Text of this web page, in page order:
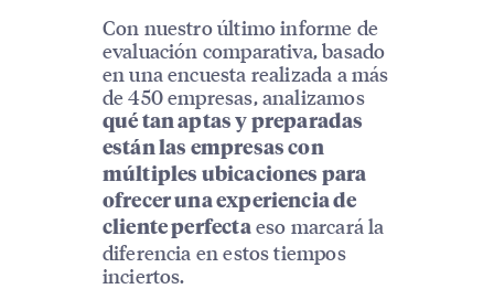
Con nuestro último informe de
evaluación comparativa, basado
en una encuesta realizada a más
de 450 empresas, analizamos
qué tan aptas y preparadas
están las empresas con
múltiples ubicaciones para
ofrecer una experiencia de
cliente perfectaeso marcará la
diferencia en estos tiempos
inciertos.